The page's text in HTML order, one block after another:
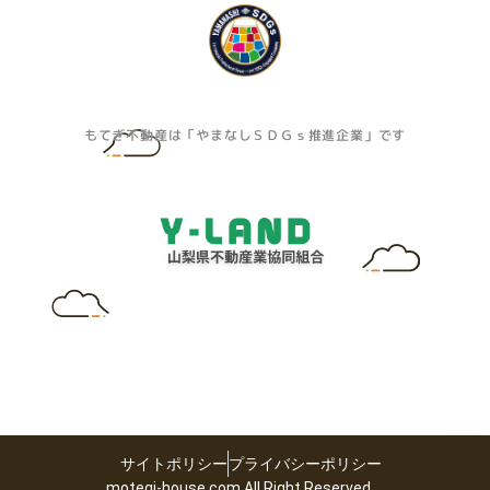
もてぎ不動産は「やまなしＳＤＧｓ推進企業」です
サイトポリシープライバシーポリシー